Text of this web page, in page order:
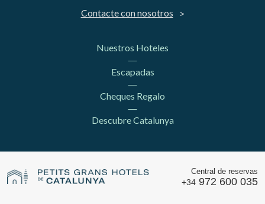
Contacte con nosotros
Nuestros Hoteles
Escapadas
Cheques Regalo
Descubre Catalunya
Central de reservas
+34 972 600 035